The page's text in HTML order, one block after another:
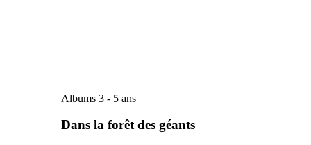
Albums 3 - 5 ans
Dans la forêt des géants